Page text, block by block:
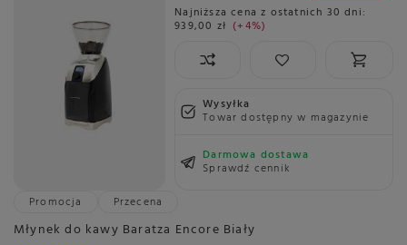
Najniższa cena z ostatnich 30 dni:
939,00 zł +4%
Wysyłka
Towar dostępny w magazynie
Darmowa dostawa
Sprawdź cennik
Promocja
Przecena
Młynek do kawy Baratza Encore Biały